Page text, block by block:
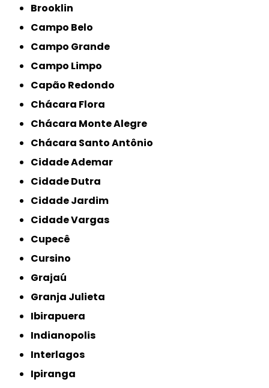
Brooklin
Campo Belo
Campo Grande
Campo Limpo
Capão Redondo
Chácara Flora
Chácara Monte Alegre
Chácara Santo Antônio
Cidade Ademar
Cidade Dutra
Cidade Jardim
Cidade Vargas
Cupecê
Cursino
Grajaú
Granja Julieta
Ibirapuera
Indianopolis
Interlagos
Ipiranga